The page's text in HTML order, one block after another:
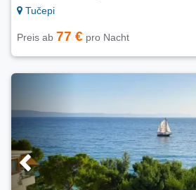
Tučepi
Preis ab 77 € pro Nacht